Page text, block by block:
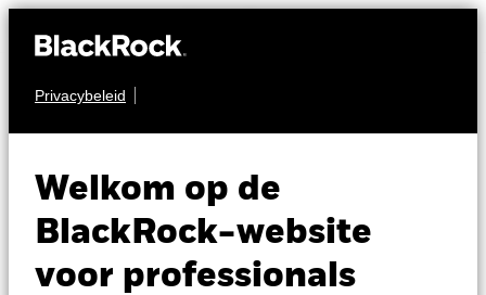
Privacybeleid
Welkom op de
BlackRock-website
voor professionals
AANDELEN
NQSE
100 UCITS ETF